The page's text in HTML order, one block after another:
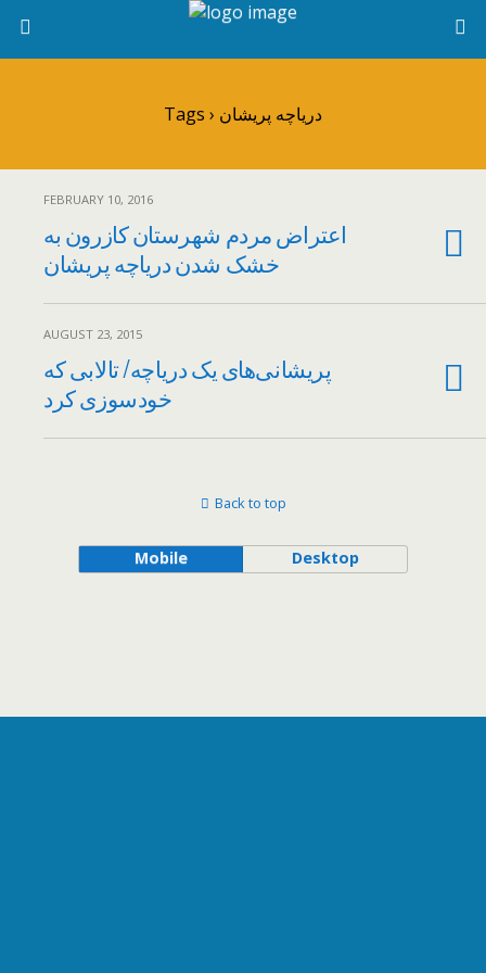
Tags › دریاچه پریشان
FEBRUARY 10, 2016
اعتراض مردم شهرستان کازرون به
خشک شدن دریاچه پریشان
AUGUST 23, 2015
پریشانی‌های یک دریاچه/ تالابی که
خودسوزی کرد
Back to top
Mobile Desktop